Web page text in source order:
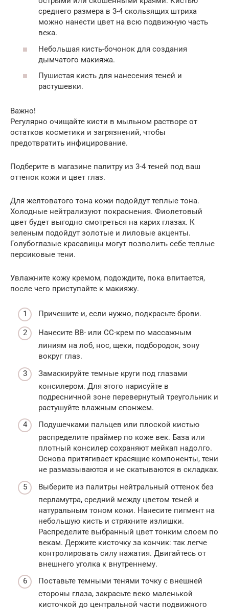
среднего размера в 3-4 скользящих штриха
можно нанести цвет на всю подвижную часть
века.
Небольшая кисть-бочонок для создания
дымчатого макияжа.
Пушистая кисть для нанесения теней и
растушевки.
Важно!
Регулярно очищайте кисти в мыльном растворе от
остатков косметики и загрязнений, чтобы
предотвратить инфицирование.
Подберите в магазине палитру из 3-4 теней под ваш
оттенок кожи и цвет глаз.
Для желтоватого тона кожи подойдут теплые тона.
Холодные нейтрализуют покраснения. Фиолетовый
цвет будет выгодно смотреться на карих глазах. К
зеленым подойдут золотые и лиловые акценты.
Голубоглазые красавицы могут позволить себе теплые
персиковые тени.
Увлажните кожу кремом, подождите, пока впитается,
после чего приступайте к макияжу.
Причешите и, если нужно, подкрасьте брови.
Нанесите BB- или CC-крем по массажным
линиям на лоб, нос, щеки, подбородок, зону
вокруг глаз.
Замаскируйте темные круги под глазами
консилером. Для этого нарисуйте в
подресничной зоне перевернутый треугольник и
растушуйте влажным спонжем.
Подушечками пальцев или плоской кистью
распределите праймер по коже век. База или
плотный консилер сохраняют мейкап надолго.
Основа притягивает красящие компоненты, тени
не размазываются и не скатываются в складках.
Выберите из палитры нейтральный оттенок без
перламутра, средний между цветом теней и
натуральным тоном кожи. Нанесите пигмент на
небольшую кисть и стряхните излишки.
Распределите выбранный цвет тонким слоем по
векам. Держите кисточку за кончик: так легче
контролировать силу нажатия. Двигайтесь от
внешнего уголка к внутреннему.
Поставьте темными тенями точку с внешней
стороны глаза, закрасьте веко маленькой
кисточкой до центральной части подвижного